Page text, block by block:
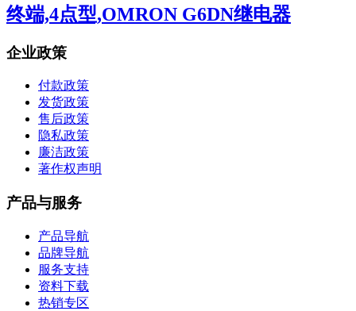
终端,4点型,OMRON G6DN继电器
企业政策
付款政策
发货政策
售后政策
隐私政策
廉洁政策
著作权声明
产品与服务
产品导航
品牌导航
服务支持
资料下载
热销专区